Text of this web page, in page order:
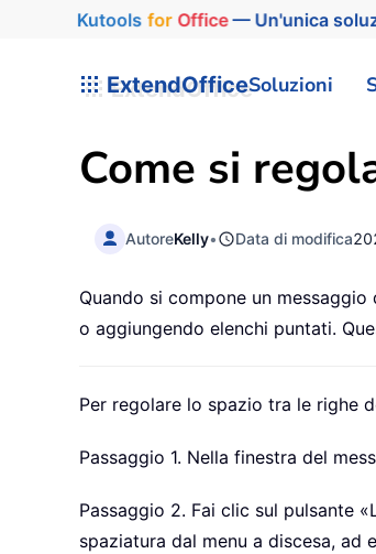
Kutools for Office— Un'unica
ExtendOfficeSoluzioni
Come si
AutoreKelly• Data di modifica
Quando si compone un
o aggiungendo elenchi puntati.
Per regolare lo spazio tra le righe
Passaggio 1. Nella finestra del
Passaggio 2. Fai clic sul pulsante
spaziatura dal menu a discesa, ad